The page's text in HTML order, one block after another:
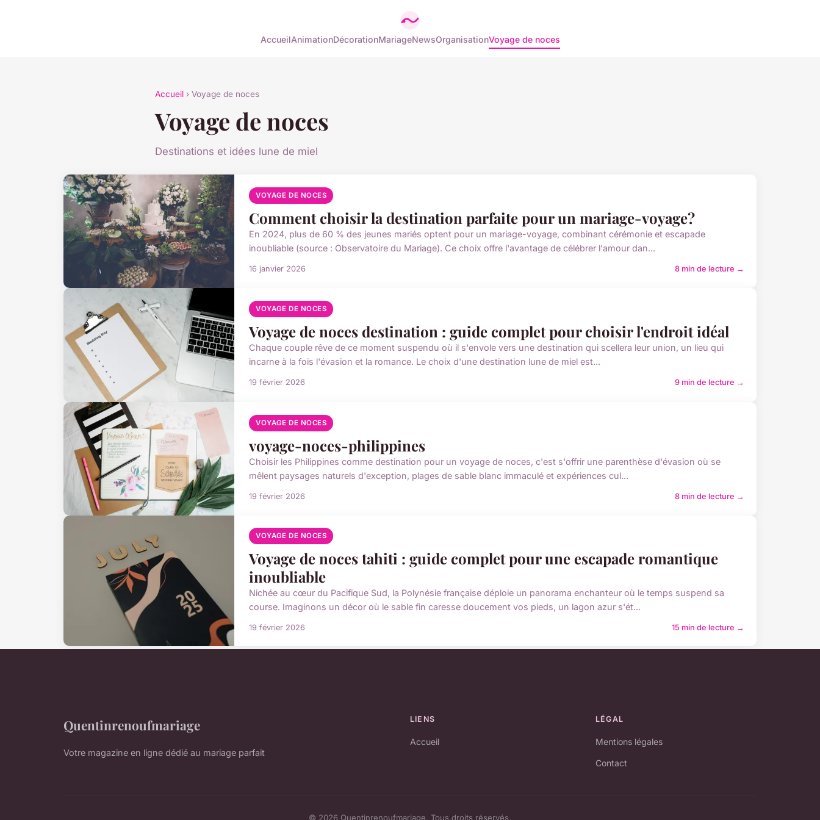
AccueilAnimationDécorationMariageNewsOrganisationVoyage de noces
Accueil › Voyage de noces
Voyage de noces
Destinations et idées lune de miel
VOYAGE DE NOCES
Comment choisir la destination parfaite pour un mariage-voyage?
En 2024, plus de 60 % des jeunes mariés optent pour un mariage-voyage, combinant cérémonie et escapade
inoubliable (source : Observatoire du Mariage). Ce choix offre l'avantage de célébrer l'amour dan...
16 janvier 2026 8 min de lecture →
VOYAGE DE NOCES
Voyage de noces destination : guide complet pour choisir l'endroit idéal
Chaque couple rêve de ce moment suspendu où il s'envole vers une destination qui scellera leur union, un lieu qui
incarne à la fois l'évasion et la romance. Le choix d'une destination lune de miel est...
19 février 2026 9 min de lecture →
VOYAGE DE NOCES
voyage-noces-philippines
Choisir les Philippines comme destination pour un voyage de noces, c'est s'offrir une parenthèse d'évasion où se
mêlent paysages naturels d'exception, plages de sable blanc immaculé et expériences cul...
19 février 2026 8 min de lecture →
VOYAGE DE NOCES
Voyage de noces tahiti : guide complet pour une escapade romantique
inoubliable
Nichée au cœur du Pacifique Sud, la Polynésie française déploie un panorama enchanteur où le temps suspend sa
course. Imaginons un décor où le sable fin caresse doucement vos pieds, un lagon azur s'ét...
19 février 2026 15 min de lecture →
Quentinrenoufmariage
Votre magazine en ligne dédié au mariage parfait
LIENS
Accueil
LÉGAL
Mentions légales
Contact
© 2026 Quentinrenoufmariage. Tous droits réservés.